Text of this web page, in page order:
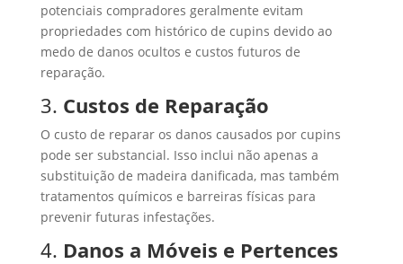
potenciais compradores geralmente evitam
propriedades com histórico de cupins devido ao
medo de danos ocultos e custos futuros de
reparação.
3. Custos de Reparação
O custo de reparar os danos causados por cupins
pode ser substancial. Isso inclui não apenas a
substituição de madeira danificada, mas também
tratamentos químicos e barreiras físicas para
prevenir futuras infestações.
4. Danos a Móveis e Pertences